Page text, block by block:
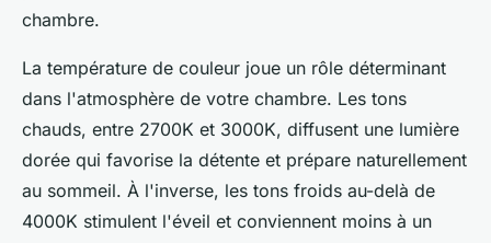
chambre.
La température de couleur joue un rôle déterminant
dans l'atmosphère de votre chambre. Les tons
chauds, entre 2700K et 3000K, diffusent une lumière
dorée qui favorise la détente et prépare naturellement
au sommeil. À l'inverse, les tons froids au-delà de
4000K stimulent l'éveil et conviennent moins à un